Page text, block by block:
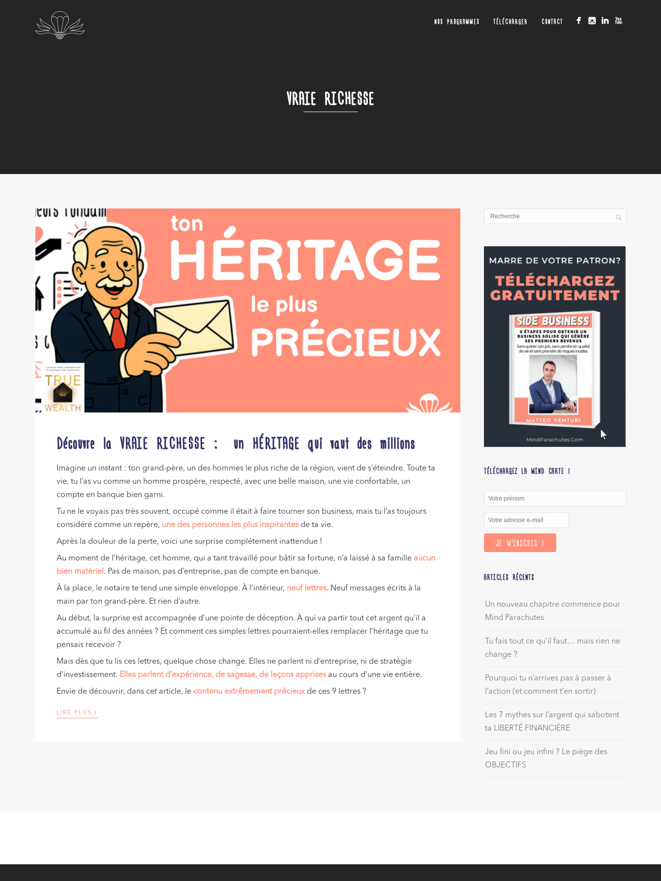
NOS PROGRAMMES TÉLÉCHARGER CONTACT
VRAIE RICHESSE
Découvre la VRAIE RICHESSE : un HÉRITAGE qui vaut des millions
Imagine un instant : ton grand-père, un des hommes le plus riche de la région, vient de s’éteindre. Toute ta
vie, tu l’as vu comme un homme prospère, respecté, avec une belle maison, une vie confortable, un
compte en banque bien garni.
Tu ne le voyais pas très souvent, occupé comme il était à faire tourner son business, mais tu l’as toujours
considéré comme un repère, une des personnes les plus inspirantes de ta vie.
Après la douleur de la perte, voici une surprise complétement inattendue !
Au moment de l’héritage, cet homme, qui a tant travaillé pour bâtir sa fortune, n’a laissé à sa famille aucun
bien matériel . Pas de maison, pas d’entreprise, pas de compte en banque.
À la place, le notaire te tend une simple enveloppe. À l’intérieur, neuf lettres. Neuf messages écrits à la
main par ton grand-père. Et rien d’autre.
Au début, la surprise est accompagnée d’une pointe de déception. À qui va partir tout cet argent qu’il a
accumulé au fil des années ? Et comment ces simples lettres pourraient-elles remplacer l’héritage que tu
pensais recevoir ?
Mais dès que tu lis ces lettres, quelque chose change. Elles ne parlent ni d’entreprise, ni de stratégie
d’investissement. Elles parlent d’expérience, de sagesse, de leçons apprises au cours d’une vie entière.
Envie de découvrir, dans cet article, le contenu extrêmement précieux de ces 9 lettres ?
LIRE PLUS ›
TÉLÉCHARGEZ LA MIND CARTE !
ARTICLES RÉCENTS
Un nouveau chapitre commence pour
Mind Parachutes
Tu fais tout ce qu’il faut… mais rien ne
change ?
Pourquoi tu n’arrives pas à passer à
l’action (et comment t’en sortir)
Les 7 mythes sur l’argent qui sabotent
ta LIBERTÉ FINANCIÈRE
Jeu fini ou jeu infini ? Le piège des
OBJECTIFS